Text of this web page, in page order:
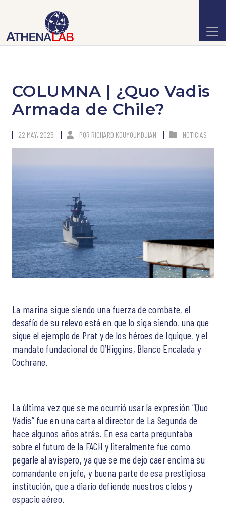
COLUMNA | ¿Quo Vadis
Armada de Chile?
22 MAY, 2025 POR RICHARD KOUYOUMDJIAN NOTICIAS
La marina sigue siendo una fuerza de combate, el
desafío de su relevo está en que lo siga siendo, una que
sigue el ejemplo de Prat y de los héroes de Iquique, y el
mandato fundacional de O’Higgins, Blanco Encalada y
Cochrane.
La última vez que se me ocurrió usar la expresión “Quo
Vadis” fue en una carta al director de La Segunda de
hace algunos años atrás. En esa carta preguntaba
sobre el futuro de la FACH y literalmente fue como
pegarle al avispero, ya que se me dejo caer encima su
comandante en jefe, y buena parte de esa prestigiosa
institución, que a diario defiende nuestros cielos y
espacio aéreo.